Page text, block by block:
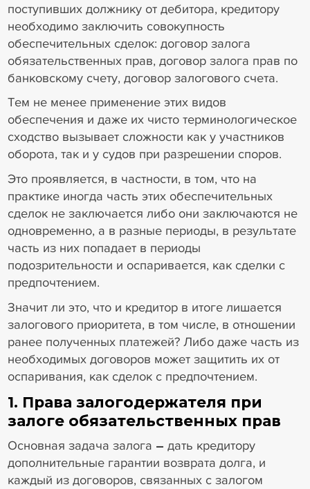
поступивших должнику от дебитора, кредитору
необходимо заключить совокупность
обеспечительных сделок: договор залога
обязательственных прав, договор залога прав по
банковскому счету, договор залогового счета.
Тем не менее применение этих видов
обеспечения и даже их чисто терминологическое
сходство вызывает сложности как у участников
оборота, так и у судов при разрешении споров.
Это проявляется, в частности, в том, что на
практике иногда часть этих обеспечительных
сделок не заключается либо они заключаются не
одновременно, а в разные периоды, в результате
часть из них попадает в периоды
подозрительности и оспаривается, как сделки с
предпочтением.
Значит ли это, что и кредитор в итоге лишается
залогового приоритета, в том числе, в отношении
ранее полученных платежей? Либо даже часть из
необходимых договоров может защитить их от
оспаривания, как сделок с предпочтением.
1. Права залогодержателя при
залоге обязательственных прав
Основная задача залога – дать кредитору
дополнительные гарантии возврата долга, и
каждый из договоров, связанных с залогом